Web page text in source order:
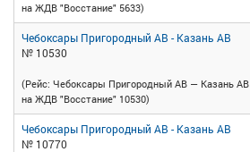
на ЖДВ "Восстание" 5633)
Чебоксары Пригородный АВ - Казань АВ
№ 10530
(Рейс: Чебоксары Пригородный АВ — Казань АВ
на ЖДВ "Восстание" 10530)
Чебоксары Пригородный АВ - Казань АВ
№ 10770